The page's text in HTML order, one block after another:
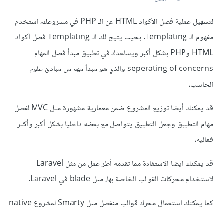
لتسهيل عملية فصل الأكواد HTML عن الـ PHP في مشروعك، استخدم
مفهوم الـ Templating. بحيث يتيح لك الـ Templating فصل أكواد
HTML وPHP بشكل أكبر ويساعدك في تطبيق مبدأ فصل المهام
seperating of concerns والذي هو مبدأ مهم من مبادئ علوم
الحاسب،
قد يمكنك أيضا توزيع المشروع ضمن معمارية مشهورة مثل MVC لفصل
مهام التطبيق وجعل التطبيق يتواصل مع بعضه داخليا بشكل أكبر وأكثر
فعالية،
قد يمكنك ايضا الاستفادة مما تقدمه أطر عمل من مثل Laravel
لاستخدام محركات القوالب الخاصة بها، مثل blade في Laravel.
كما يمكنك استعمال محرك قوالب منفصل مثل Smarty لمشروع native